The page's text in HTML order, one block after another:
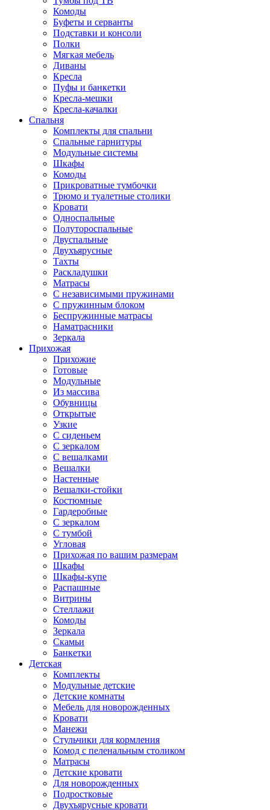
Комоды
Буфеты и серванты
Подставки и консоли
Полки
Мягкая мебель
Диваны
Кресла
Пуфы и банкетки
Кресла-мешки
Кресла-качалки
Спальня
Комплекты для спальни
Спальные гарнитуры
Модульные системы
Шкафы
Комоды
Прикроватные тумбочки
Трюмо и туалетные столики
Кровати
Односпальные
Полутороспальные
Двуспальные
Двухъярусные
Тахты
Раскладушки
Матрасы
С независимыми пружинами
С пружинным блоком
Беспружинные матрасы
Наматрасники
Зеркала
Прихожая
Прихожие
Готовые
Модульные
Из массива
Обувницы
Открытые
Узкие
С сиденьем
С зеркалом
С вешалками
Вешалки
Настенные
Вешалки-стойки
Костюмные
Гардеробные
С зеркалом
С тумбой
Угловая
Прихожая по вашим размерам
Шкафы
Шкафы-купе
Распашные
Витрины
Стеллажи
Комоды
Зеркала
Скамьи
Банкетки
Детская
Комплекты
Модульные детские
Детские комнаты
Мебель для новорожденных
Кровати
Манежи
Стульчики для кормления
Комод с пеленальным столиком
Матрасы
Детские кровати
Для новорожденных
Подростковые
Двухъярусные кровати